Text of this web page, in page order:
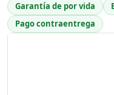
Garantía de por vida
Pago contraentrega